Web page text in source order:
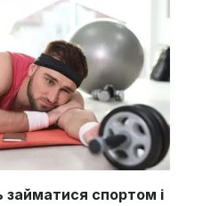
спортом і